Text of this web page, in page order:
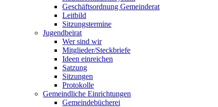
Geschäftsordnung Gemeinderat
Leitbild
Sitzungstermine
Jugendbeirat
Wer sind wir
Mitglieder/Steckbriefe
Ideen einreichen
Satzung
Sitzungen
Protokolle
Gemeindliche Einrichtungen
Gemeindebücherei